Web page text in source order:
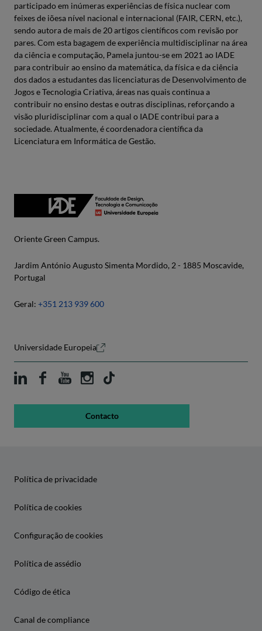
participado em inúmeras experiências de física nuclear com
feixes de iõesa nível nacional e internacional (FAIR, CERN, etc.),
sendo autora de mais de 20 artigos científicos com revisão por
pares. Com esta bagagem de experiência multidisciplinar na área
da ciência e computação, Pamela juntou-se em 2021 ao IADE
para contribuir ao ensino da matemática, da física e da ciência
dos dados a estudantes das licenciaturas de Desenvolvimento de
Jogos e Tecnologia Criativa, áreas nas quais continua a
contribuir no ensino destas e outras disciplinas, reforçando a
visão pluridisciplinar com a qual o IADE contribui para a
sociedade. Atualmente, é coordenadora científica da
Licenciatura em Informática de Gestão.
Oriente Green Campus.
Jardim António Augusto Simenta Mordido, 2 - 1885 Moscavide,
Portugal
Geral: +351 213 939 600
Universidade Europeia
Contacto
Política de privacidade
Política de cookies
Configuração de cookies
Política de assédio
Código de ética
Canal de compliance